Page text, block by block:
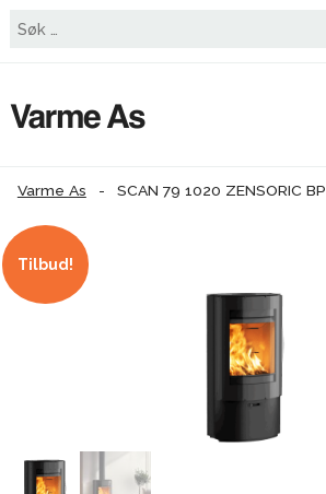
Varme As - SCAN 79 1020 ZENSORIC BP
Tilbud!